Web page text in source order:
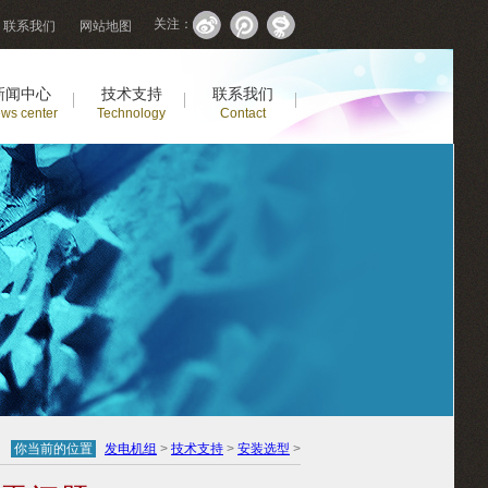
联系我们 网站地图 关注：
闻中心
center
技术支持
Technology
联系我们
Contact
你当前的位置 发电机组 > 技术支持 > 安装选型 >